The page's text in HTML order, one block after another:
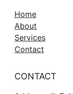
Home
About
Services
Contact
CONTACT